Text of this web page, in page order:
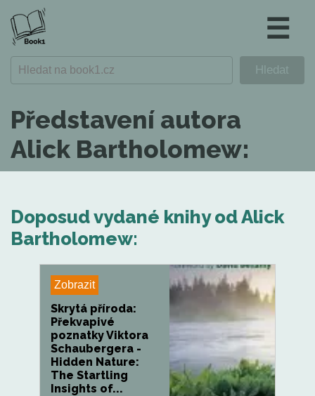
☰
Představení autora
Alick Bartholomew:
Doposud vydané knihy od Alick
Bartholomew:
Zobrazit
Skrytá příroda:
Překvapivé
poznatky Viktora
Schaubergera -
Hidden Nature:
The Startling
Insights of...